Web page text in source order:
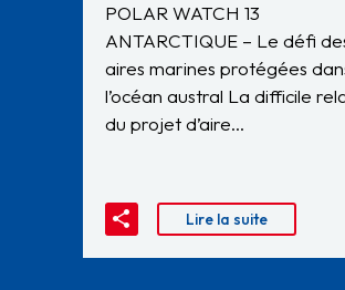
POLAR WATCH 13
ANTARCTIQUE – Le défi
aires marines protégées
l’océan austral La difficile
du projet d’aire…
Lire la suite